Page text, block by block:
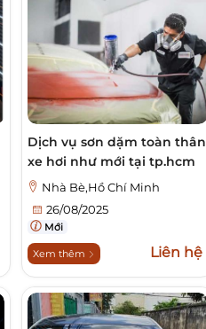
Dịch vụ sơn dặm toàn thân
xe hơi như mới tại tp.hcm
Nhà Bè,Hồ Chí Minh
26/08/2025
Mới
Xem thêm Liên hệ